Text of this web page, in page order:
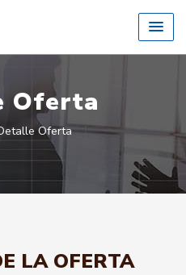
Oferta
Oferta
LA OFERTA